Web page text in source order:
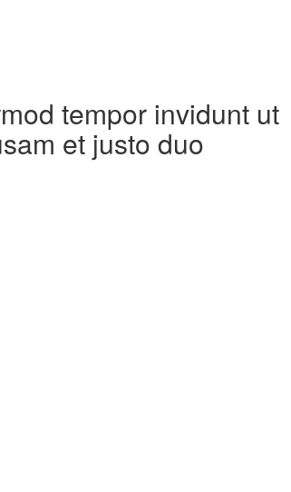
tempor invidunt ut
et justo duo